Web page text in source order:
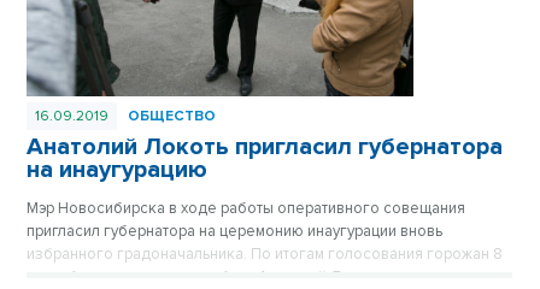
16.09.2019 ОБЩЕСТВО
Анатолий Локоть пригласил губернатора
на инаугурацию
Мэр Новосибирска в ходе работы оперативного совещания
пригласил губернатора на церемонию инаугурации вновь
избранного градоначальника. По итогам голосования горожан 8
сентября мэром города избран Анатолий Локоть.